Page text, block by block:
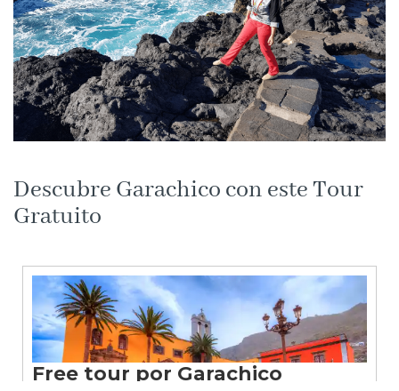
Descubre Garachico con este Tour
Gratuito